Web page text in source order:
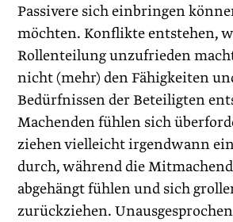
Passivere sich einbringen
möchten. Konflikte entstehen,
Rollenteilung unzufrieden
nicht (mehr) den Fähigkeiten
Bedürfnissen der Beteiligten
Machenden fühlen sich
ziehen vielleicht irgendwann
durch, während die
abgehängt fühlen und sich
zurückziehen.